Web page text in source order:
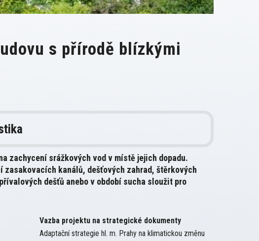
s přírodě blízkými
zachycení srážkových vod v místě jejich dopadu.
zasakovacích kanálů, dešťových zahrad, štěrkových
dešťů anebo v období sucha sloužit pro
Vazba projektu na strategické dokumenty
Adaptační strategie hl. m. Prahy na klimatickou změnu